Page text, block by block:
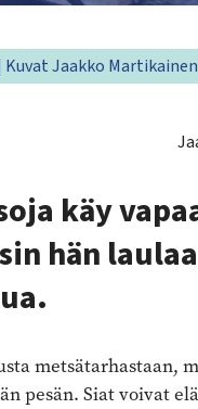
Jaakko Martikainen
käy
hän
metsätarhastaan,
pesän. Siat voivat